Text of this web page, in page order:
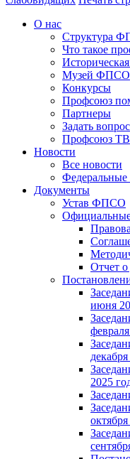
О нас
Структура
Что такое
Музей ФПСО
Конкурсы
Профсоюз
Партнеры
Задать вопрос
Профсоюз ТВ
Новости
Все новости
Федеральные
Документы
Устав ФПСО
Отчет
июня
2025